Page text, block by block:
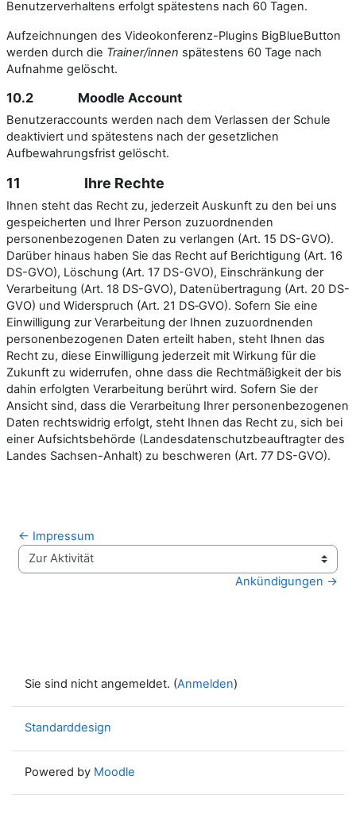
Benutzerverhaltens erfolgt spätestens nach 60 Tagen.
Aufzeichnungen des Videokonferenz-Plugins BigBlueButton
werden durch die Trainer/innen spätestens 60 Tage nach
Aufnahme gelöscht.
10.2 Moodle Account
Benutzeraccounts werden nach dem Verlassen der Schule
deaktiviert und spätestens nach der gesetzlichen
Aufbewahrungsfrist gelöscht.
11 Ihre Rechte
Ihnen steht das Recht zu, jederzeit Auskunft zu den bei uns
gespeicherten und Ihrer Person zuzuordnenden
personenbezogenen Daten zu verlangen (Art. 15 DS-GVO).
Darüber hinaus haben Sie das Recht auf Berichtigung (Art. 16
DS-GVO), Löschung (Art. 17 DS-GVO), Einschränkung der
Verarbeitung (Art. 18 DS-GVO), Datenübertragung (Art. 20 DS-
GVO) und Widerspruch (Art. 21 DS‑GVO). Sofern Sie eine
Einwilligung zur Verarbeitung der Ihnen zuzuordnenden
personenbezogenen Daten erteilt haben, steht Ihnen das
Recht zu, diese Einwilligung jederzeit mit Wirkung für die
Zukunft zu widerrufen, ohne dass die Rechtmäßigkeit der bis
dahin erfolgten Verarbeitung berührt wird. Sofern Sie der
Ansicht sind, dass die Verarbeitung Ihrer personenbezogenen
Daten rechtswidrig erfolgt, steht Ihnen das Recht zu, sich bei
einer Aufsichtsbehörde (Landesdatenschutzbeauftragter des
Landes Sachsen-Anhalt) zu beschweren (Art. 77 DS-GVO).
← Impressum
Zur Aktivität
Ankündigungen →
Sie sind nicht angemeldet. (Anmelden)
Standarddesign
Powered by Moodle